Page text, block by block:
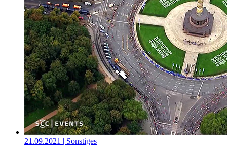
21.09.2021 | Sonstiges